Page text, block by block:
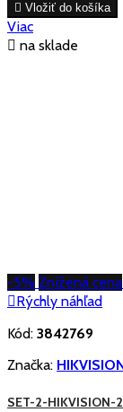
 Vložiť do košíka
Viac
 na sklade
-5% Znížená cena
Rýchly náhľad
Kód: 3842769
Značka:
SET-2-HIKVISION-